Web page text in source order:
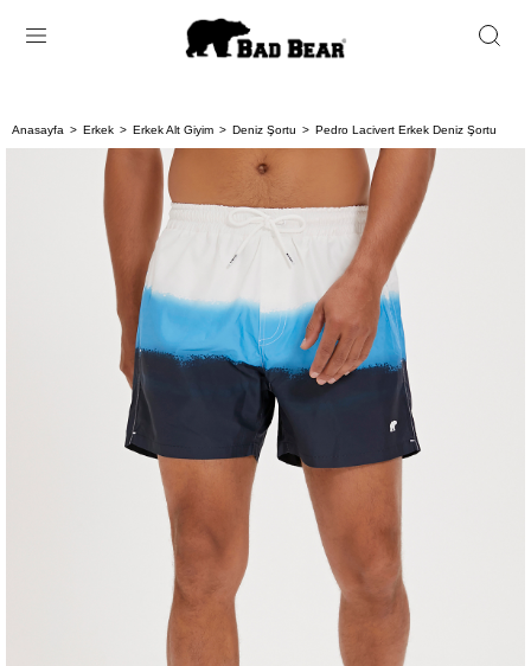
Anasayfa Erkek Erkek Alt Giyim Deniz Şortu Pedro Lacivert Erkek Deniz Şortu